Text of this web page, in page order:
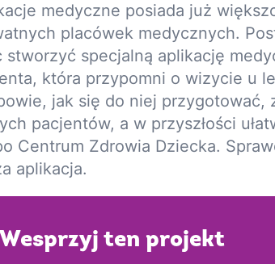
medyczne posiada już
placówek medycznych.
stworzyć specjalną aplikację
która przypomni o wizycie u
jak się do niej przygotować,
pacjentów, a w przyszłości
Centrum Zdrowia Dziecka.
aplikacja.
Wesprzyj ten projekt